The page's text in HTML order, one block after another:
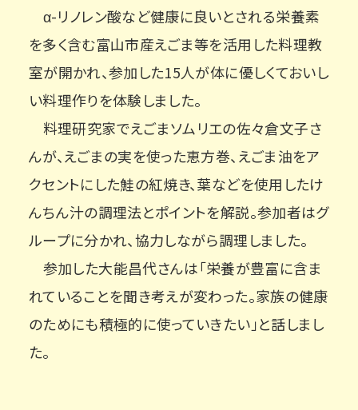
α-リノレン酸など健康に良いとされる栄養素
を多く含む富山市産えごま等を活用した料理教
室が開かれ、参加した15人が体に優しくておいし
い料理作りを体験しました。
料理研究家でえごまソムリエの佐々倉文子さ
んが、えごまの実を使った恵方巻、えごま油をア
クセントにした鮭の紅焼き、葉などを使用したけ
んちん汁の調理法とポイントを解説。参加者はグ
ループに分かれ、協力しながら調理しました。
参加した大能昌代さんは「栄養が豊富に含ま
れていることを聞き考えが変わった。家族の健康
のためにも積極的に使っていきたい」と話しまし
た。